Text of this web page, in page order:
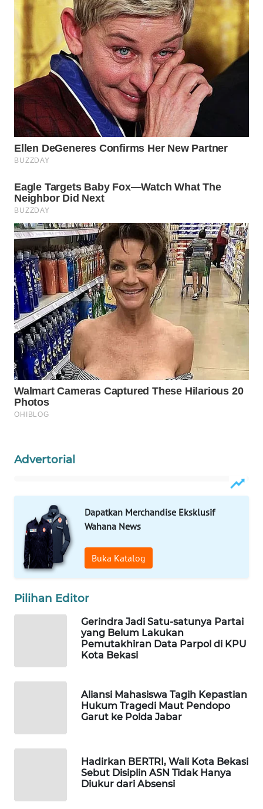
Advertorial
Dapatkan Merchandise Eksklusif
Wahana News
Buka Katalog
Pilihan Editor
Gerindra Jadi Satu-satunya Partai
yang Belum Lakukan
Pemutakhiran Data Parpol di KPU
Kota Bekasi
Aliansi Mahasiswa Tagih Kepastian
Hukum Tragedi Maut Pendopo
Garut ke Polda Jabar
Hadirkan BERTRI, Wali Kota Bekasi
Sebut Disiplin ASN Tidak Hanya
Diukur dari Absensi
WN
Wahana
Media
Group
WAHANA
NEWS
WAHANA
TANI
WAHANA
ADVOKAT
WAHANA
INFRASTRUKTUR
WAHANA
KONSUMEN
WAHANA
LISTRIK
WAHANA
TRAVEL
WAHANA
TV
ID
WAHANANEWS
NET
WAHANA
WAHANA